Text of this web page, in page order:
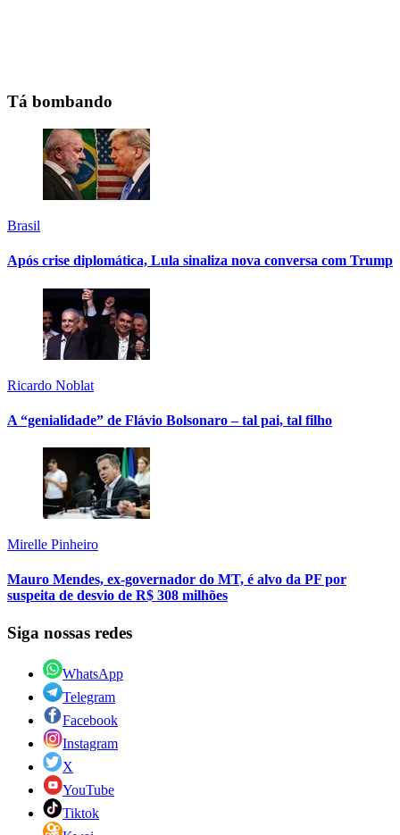
Tá bombando
Brasil
Após crise diplomática, Lula sinaliza nova conversa com Trump
Ricardo Noblat
A “genialidade” de Flávio Bolsonaro – tal pai, tal filho
Mirelle Pinheiro
Mauro Mendes, ex-governador do MT, é alvo da PF por
suspeita de desvio de R$ 308 milhões
Siga nossas redes
WhatsApp
Telegram
Facebook
Instagram
X
YouTube
Tiktok